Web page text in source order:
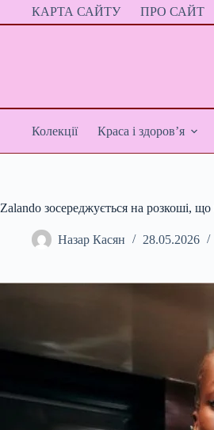
ПерейтиКАРТА САЙТУ ПРО САЙТ
Колекції Краса і здоров’я
Zalando зосереджується на розкоші,
Назар Касян 28.05.2026